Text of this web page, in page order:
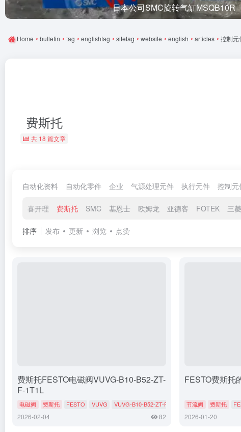
日本公司SMC旋转气缸MSQB10R
Home • bulletin • tag • englishtag • sitetag • website • english • articles • 控制元
费斯托
共 18 篇文章
自动化资料 自动化零件 企业 气源处理元件 执行元件 控制元
喜开理 费斯托 SMC 基恩士 欧姆龙 亚德客 FOTEK 三
排序 发布 更新 浏览 点赞
费斯托FESTO电磁阀VUVG-B10-B52-ZT-
F-1T1L
电磁阀 费斯托 FESTO VUVG VUVG-B10-B52-ZT-F-1T1L
2026-02-04 82
FESTO费斯托
节流阀 费斯托
2026-01-20